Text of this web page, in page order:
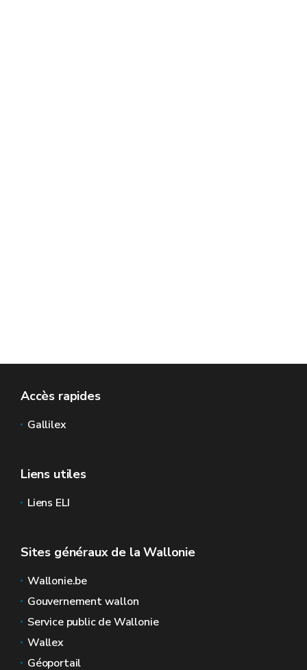
Accès rapides
Gallilex
Liens utiles
Liens ELI
Sites généraux de la Wallonie
Wallonie.be
Gouvernement wallon
Service public de Wallonie
Wallex
Géoportail